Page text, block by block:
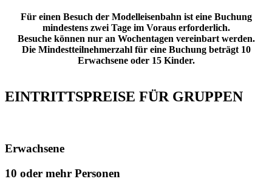
Für einen Besuch der Modelleisenbahn ist eine Buchung
mindestens zwei Tage im Voraus erforderlich.
Besuche können nur an Wochentagen vereinbart werden.
Die Mindestteilnehmerzahl für eine Buchung beträgt 10
Erwachsene oder 15 Kinder.
EINTRITTSPREISE FÜR GRUPPEN
Erwachsene
10 oder mehr Personen